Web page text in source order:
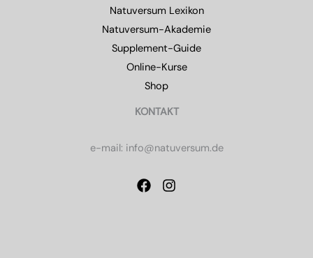
Natuversum Lexikon
Natuversum-Akademie
Supplement-Guide
Online-Kurse
Shop
KONTAKT
e-mail: info@natuversum.de